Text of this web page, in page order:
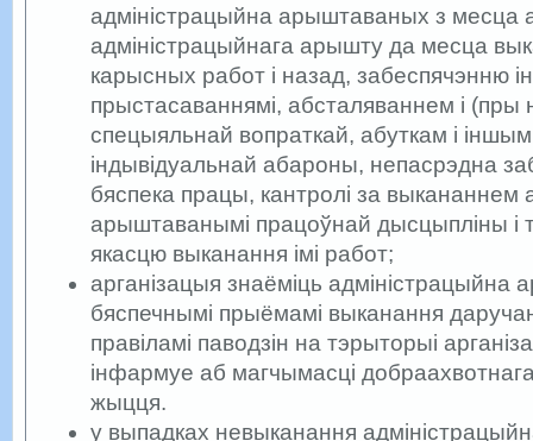
адміністрацыйна арыштаваных з месца
адміністрацыйнага арышту да месца
карысных работ і назад, забеспячэнню
прыстасаваннямі, абсталяваннем і (пры
спецыяльнай вопраткай, абуткам і
індывідуальнай абароны, непасрэдна
бяспека працы, кантролі за выкананнем
арыштаванымі працоўнай дысцыпліны і
якасцю выканання імі работ;
арганізацыя знаёміць адміністрацыйна
бяспечнымі прыёмамі выканання
правіламі паводзін на тэрыторыі
інфармуе аб магчымасці
жыцця.
у выпадках невыканання